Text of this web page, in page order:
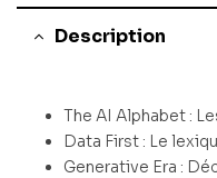
Description
The AI Alphabet :
Data First : Le
Generative Era :